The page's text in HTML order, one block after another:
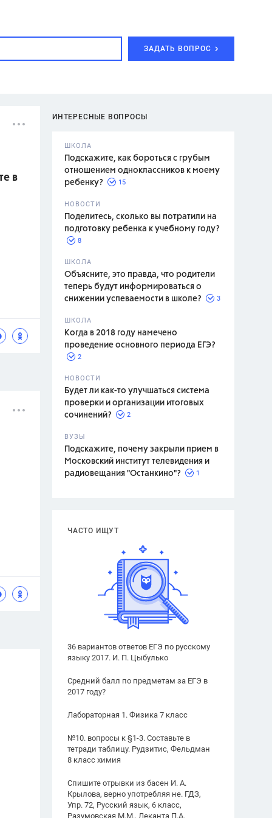
ЗАДАТЬ ВОПРОС
ИНТЕРЕСНЫЕ ВОПРОСЫ
ШКОЛА
Подскажите, как бороться с грубым
отношением одноклассников к моему
ребенку?
15
НОВОСТИ
Поделитесь, сколько вы потратили на
подготовку ребенка к учебному году?
8
ШКОЛА
Объясните, это правда, что родители
теперь будут информироваться о
снижении успеваемости в школе?
3
ШКОЛА
Когда в 2018 году намечено
проведение основного периода ЕГЭ?
2
НОВОСТИ
Будет ли как-то улучшаться система
проверки и организации итоговых
сочинений?
2
ВУЗЫ
Подскажите, почему закрыли прием в
Московский институт телевидения и
радиовещания "Останкино"?
1
ЧАСТО ИЩУТ
36 вариантов ответов ЕГЭ по русскому
языку 2017. И. П. Цыбулько
Средний балл по предметам за ЕГЭ в
2017 году?
Лабораторная 1. Физика 7 класс
№10. вопросы к §1-3. Составьте в
тетради таблицу. Рудзитис, Фельдман
8 класс химия
Спишите отрывки из басен И. А.
Крылова, верно употребляя не. ГДЗ,
Упр. 72, Русский язык, 6 класс,
Разумовская М.М., Леканта П.А.
в